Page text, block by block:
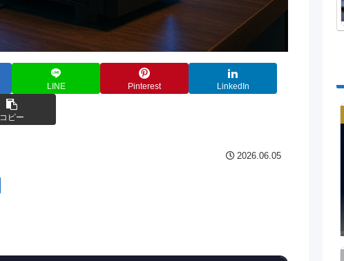
LINE Pinterest LinkedIn
コピー
2026.06.05